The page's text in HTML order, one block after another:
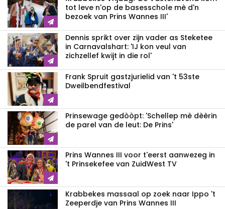
tot leve n'op de basesschole mè d'n
bezoek van Prins Wannes III'
Dennis sprikt over zijn vader as Steketee
in Carnavalshart: 'IJ kon veul van
zichzellef kwijt in die rol'
Frank Spruit gastzjurielid van 't 53ste
Dweilbendfestival
Prinsewage gedòòpt: 'Schellep mè dèèrin
de parel van de leut: De Prins'
Prins Wannes III voor t'eerst aanwezeg in
't Prinsekefee van ZuidWest TV
Krabbekes massaal op zoek naar Ippo 't
Zeeperdje van Prins Wannes III